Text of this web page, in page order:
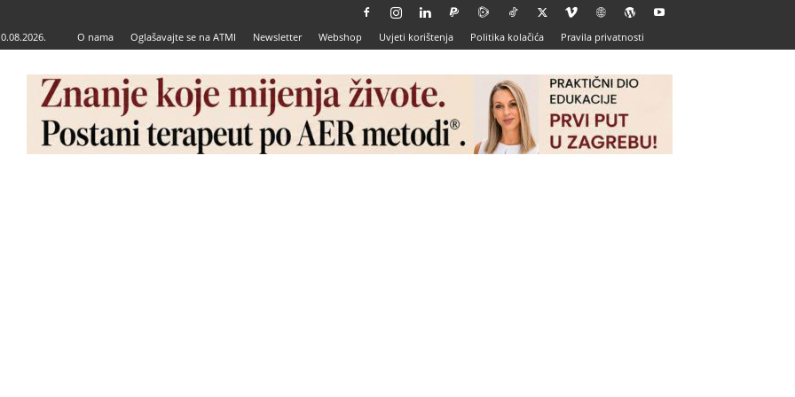
O nama Oglašavajte se na ATMI Newsletter Webshop Uvjeti korištenja Politika kolačića Pravila privatnosti